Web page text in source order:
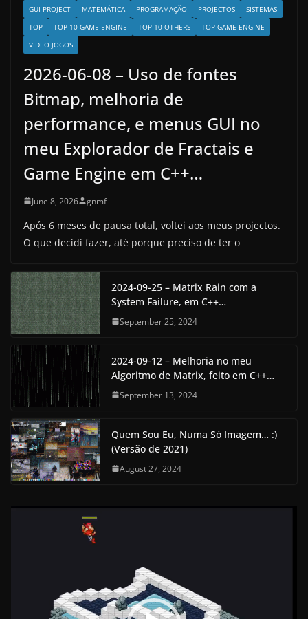
GUI PROJECT
MATEMÁTICA PROGRAMAÇÃO PROJECTOS
SISTEMAS
TOP
TOP 10 GAME ENGINE TOP 10 OTHERS
TOP GAME ENGINE
VIDEO JOGOS
2026-06-08 – Uso de fontes
Bitmap, melhoria de
performance, e menus GUI no
meu Explorador de Fractais e
Game Engine em C++…
June 8, 2026 gnmf
Após 6 meses de pausa total, voltei aos meus projectos.
O que decidi fazer, até porque preciso de ter o
2024-09-25 – Matrix Rain com a
System Failure, em C++…
September 25, 2024
2024-09-12 – Melhoria no meu
Algoritmo de Matrix, feito em C++…
September 13, 2024
Quem Sou Eu, Numa Só Imagem… :)
(Versão de 2021)
August 27, 2024